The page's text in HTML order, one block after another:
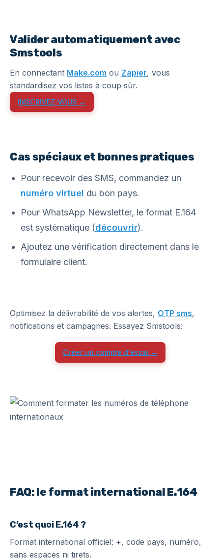
Valider automatiquement avec
Smstools
En connectant Make.com ou Zapier, vous
standardisez vos listes à coup sûr.
INSCRIVEZ-VOUS →
Cas spéciaux et bonnes pratiques
Pour recevoir des SMS, commandez un
numéro virtuel du bon pays.
Pour WhatsApp Newsletter, le format E.164
est systématique (découvrir).
Ajoutez une vérification directement dans le
formulaire client.
Optimisez la délivrabilité de vos alertes, OTP sms,
notifications et campagnes. Essayez Smstools:
Créer un compte d'essai →
FAQ: le format international E.164
C’est quoi E.164 ?
Format international officiel: +, code pays, numéro,
sans espaces ni tirets.